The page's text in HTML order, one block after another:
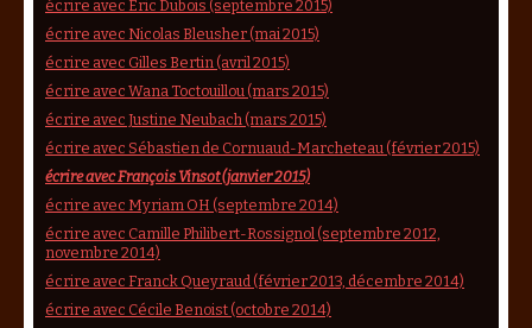
écrire avec Eric Dubois (septembre 2015)
écrire avec Nicolas Bleusher (mai 2015)
écrire avec Gilles Bertin (avril 2015)
écrire avec Wana Toctouillou (mars 2015)
écrire avec Justine Neubach (mars 2015)
écrire avec Sébastien de Cornuaud-Marcheteau (février 2015)
écrire avec François Vinsot (janvier 2015)
écrire avec Myriam OH (septembre 2014)
écrire avec Camille Philibert-Rossignol (septembre 2012,
novembre 2014)
écrire avec Franck Queyraud (février 2013, décembre 2014)
écrire avec Cécile Benoist (octobre 2014)